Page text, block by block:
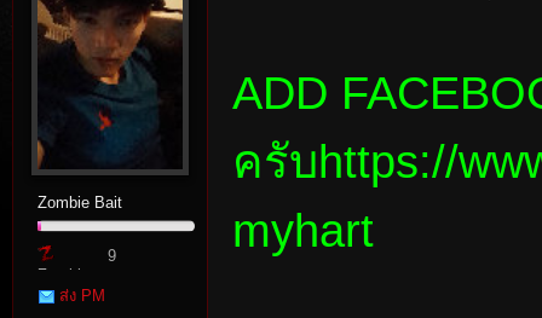
Zombie Bait
Zombie
Point
9
ส่ง PM
ADD
ครับhttps://
myhart